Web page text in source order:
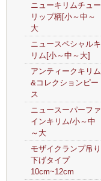
ニューキリムチュー
リップ柄[小～中～
大
ニュースペシャルキ
リム[小～中～大]
アンティークキリム
&コレクションピー
ス
ニュースーパーファ
インキリム/小～中
～大
モザイクランプ吊り
下げタイプ
10cm~12cm